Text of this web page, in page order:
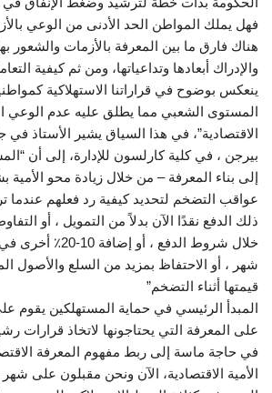
فهل يملك المواطن الحد الأدنى من الوعي
هناك فارق ما بين المعرفة بالأزمات والشعور
والإدراك أبعادها وتداعياتها، ومن ثم كيفية
ينعكس بوضوح في قراراتنا الاستهلاكية
المستوى الشعبي مما يطلق عليه عدم الوعي
الاقتصادية”، في هذا السياق يشير الأستاذ في
بيرجن ، في كلية كارلسون للإدارة، إلى أن
إلى بناء المعرفة – من خلال زيادة محو
عواقب التضخم لتحديد كيفية رد فعلهم عندما
ذلك الدفع نقدًا الآن بدلاً من التمويل ، أو
خلال شروط الدفع ، أو
شهر ، أو الاحتفاظ بمزيد من السلع والأصول
قيمتها أثناء التضخم”
المبدأ الرئيسي في حماية المستهلكين
على المعرفة التي يحتاجونها لاتخاذ قرارات
في حاجة ماسة إلى ربط مفهوم المعرفة
الأمية الاقتصادية، الآن ونحن مقبلون على